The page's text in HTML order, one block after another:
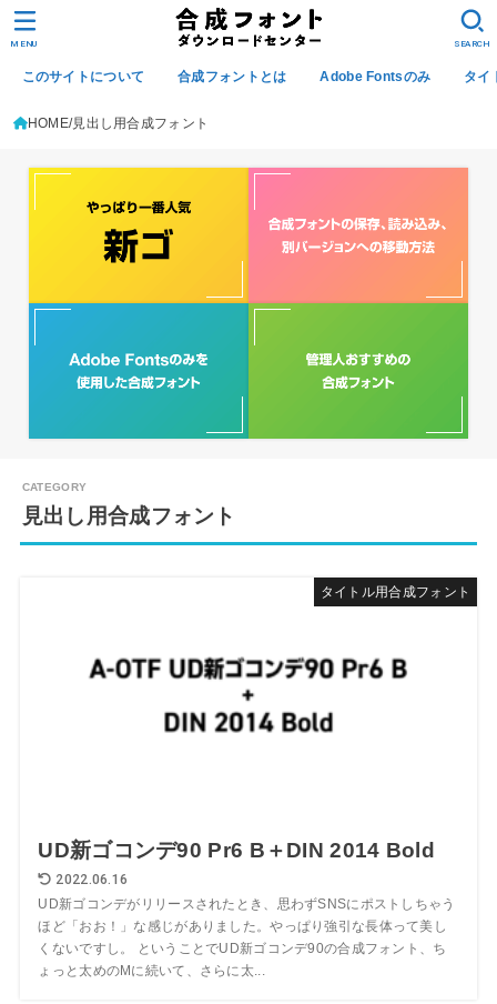
このサイトについて 合成フォントとは Adobe Fontsのみ タイ
SEARCH
MENU
HOME 見出し用合成フォント
見出し用合成フォント
タイトル用合成フォント
UD新ゴコンデ90 Pr6 B＋DIN 2014 Bold
2022.06.16
UD新ゴコンデがリリースされたとき、思わずSNSにポストしちゃう
ほど「おお！」な感じがありました。やっぱり強引な長体って美し
くないですし。 ということでUD新ゴコンデ90の合成フォント、ち
ょっと太めのMに続いて、さらに太...